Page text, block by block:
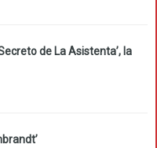
de La Asistenta’, la